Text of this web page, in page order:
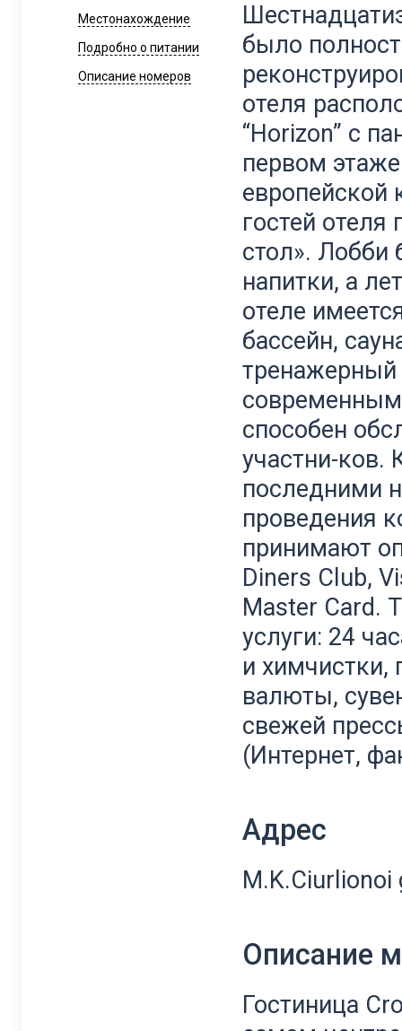
Местонахождение
Подробно о питании
Описание номеров
было
отеля
“Horizon” с
первом
европейской
гостей
стол». Лобби
напитки, а
отеле
бассейн,
тренажерный
способен
участни-ков.
последними
проведения
принимают
Diners Club,
Master Card.
услуги: 24
и химчистки,
валюты,
свежей
(Интернет,
Адрес
M.K.Ciurlionoi
Описание
Гостиница